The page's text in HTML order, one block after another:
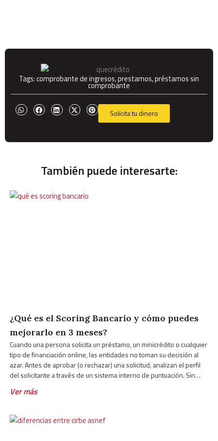
Tags:comprobante de ingresos,prestamos,préstamos sin
comprobante
Solicita tu dinero
También puede interesarte:
¿Qué es el Scoring Bancario y cómo puedes
mejorarlo en 3 meses?
Cuando una persona solicita un préstamo, un minicrédito o cualquier
tipo de financiación online, las entidades no toman su decisión al
azar. Antes de aprobar (o rechazar) una solicitud, analizan el perfil
del solicitante a través de un sistema interno de puntuación. Sin
Ver más